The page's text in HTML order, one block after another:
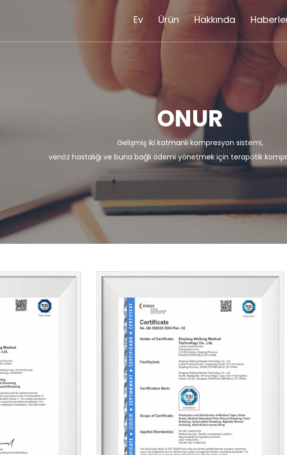
Ev Ürün Hakkında
ONUR
Gelişmiş iki katmanlı kompresyon sistemi,
venöz hastalığı ve buna bağlı ödemi yönetmek için terapötik